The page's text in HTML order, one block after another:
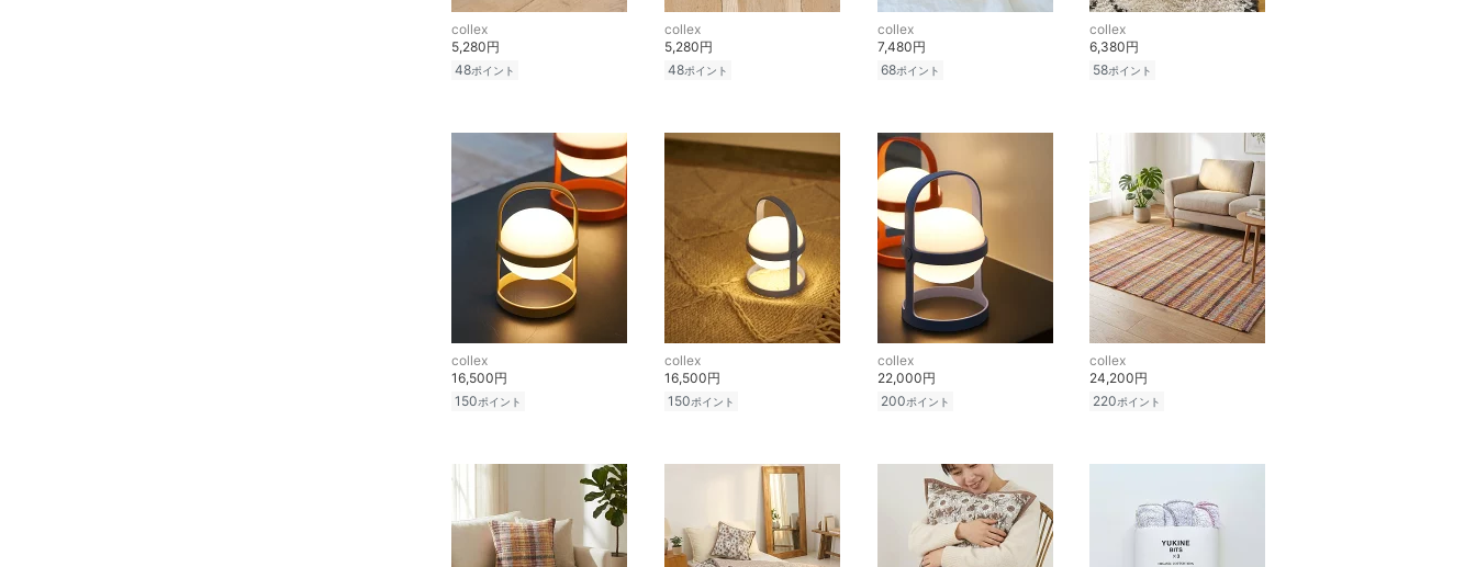
collex
5,280円
48ポイント
collex
5,280円
48ポイント
collex
7,480円
68ポイント
collex
6,380円
58ポイント
collex
16,500円
150ポイント
collex
16,500円
150ポイント
collex
22,000円
200ポイント
collex
24,200円
220ポイント